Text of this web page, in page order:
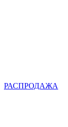
РАСПРОДАЖА